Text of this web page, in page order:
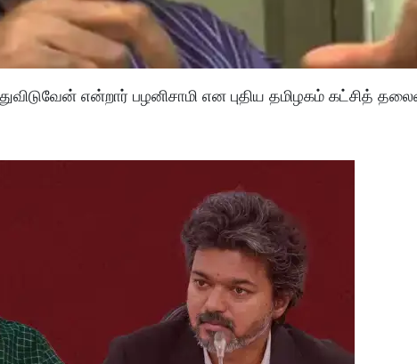
என்றார் பழனிசாமி என புதிய தமிழகம் கட்சித்